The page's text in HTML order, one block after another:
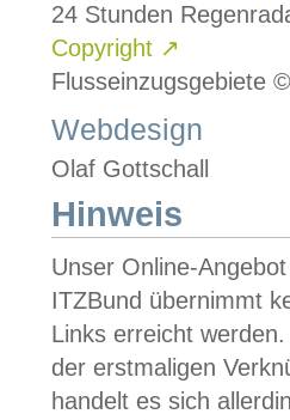
24 Stunden
Copyright ↗
Flusseinzugsgebiete
Webdesign
Olaf Gottschall
Hinweis
Unser Online-
ITZBund übernimmt
Links erreicht
der erstmaligen
handelt es sich